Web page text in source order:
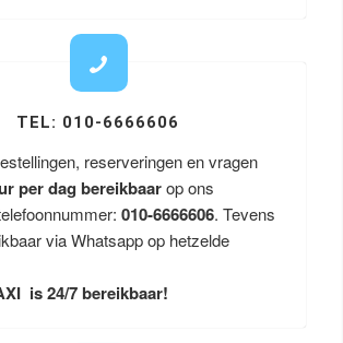
TEL: 010-6666606
reserveringen en vragen
per dag bereikbaarop ons
010-6666606. Tevens
via Whatsapp op hetzelde
is 24/7 bereikbaar!